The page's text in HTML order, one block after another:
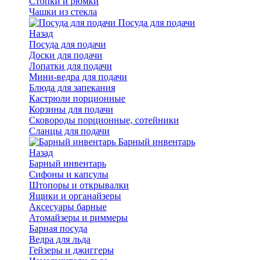
Чашки из стекла
Посуда для подачи
Назад
Посуда для подачи
Доски для подачи
Лопатки для подачи
Мини-ведра для подачи
Блюда для запекания
Кастрюли порционные
Корзины для подачи
Сковороды порционные, сотейники
Сланцы для подачи
Барный инвентарь
Назад
Барный инвентарь
Сифоны и капсулы
Штопоры и открывалки
Ящики и органайзеры
Аксесуары барные
Атомайзеры и риммеры
Барная посуда
Ведра для льда
Гейзеры и джиггеры